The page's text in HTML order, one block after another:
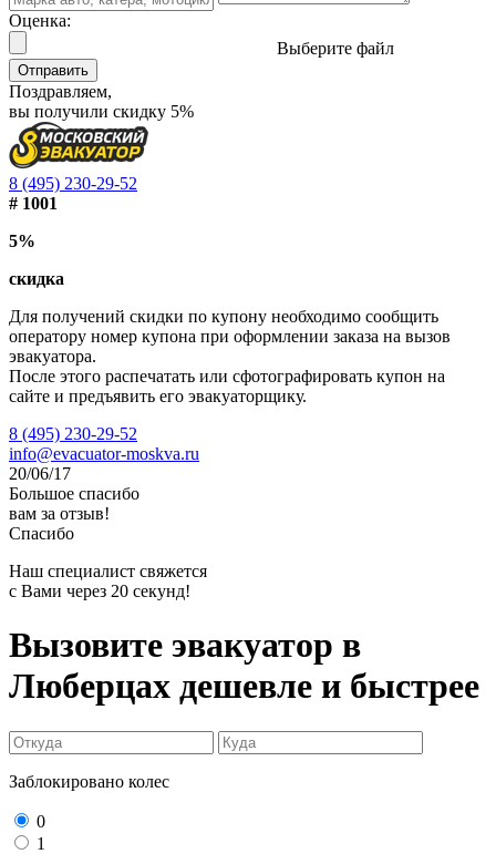
Оценка:
Выберите файл
Отправить
Поздравляем,
вы получили скидку 5%
8 (495) 230-29-52
# 1001
5%
скидка
Для получений скидки по купону необходимо сообщить
оператору номер купона при оформлении заказа на вызов
эвакуатора.
После этого распечатать или сфотографировать купон на
сайте и предъявить его эвакуаторщику.
8 (495) 230-29-52
info@evacuator-moskva.ru
20/06/17
Большое спасибо
вам за отзыв!
Спасибо
Наш специалист свяжется
с Вами через 20 секунд!
Вызовите эвакуатор в
Люберцах дешевле и быстрее
Заблокировано колес
0
1